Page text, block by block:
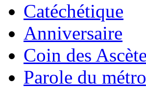
Catéchétique
Anniversaire
Coin des
Parole du